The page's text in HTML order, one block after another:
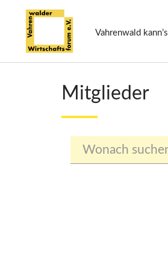
Vahrenwald kann’s
Mitglieder